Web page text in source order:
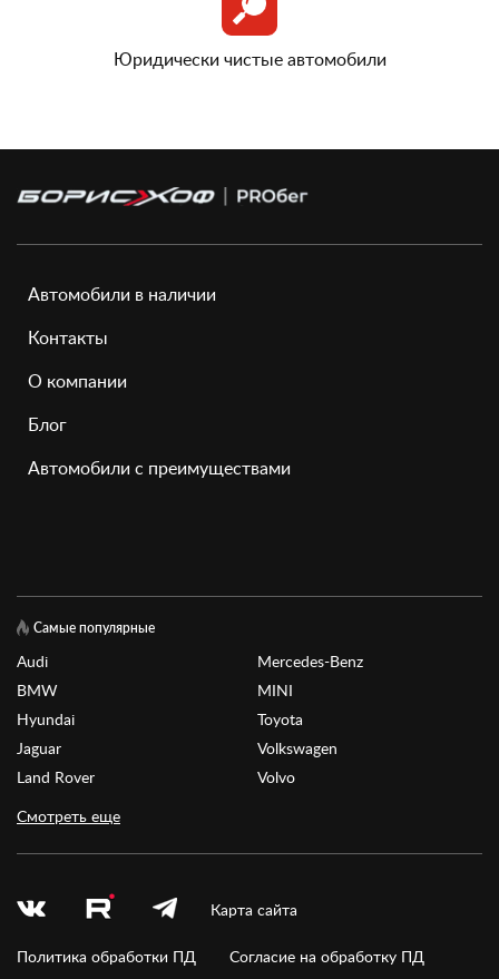
Юридически чистые автомобили
Автомобили в наличии
Контакты
О компании
Блог
Автомобили с преимуществами
Самые популярные
Audi
BMW
Hyundai
Jaguar
Land Rover
Mercedes-Benz
MINI
Toyota
Volkswagen
Volvo
Смотреть еще
Карта сайта
Политика обработки ПД
Согласие на обработку ПД